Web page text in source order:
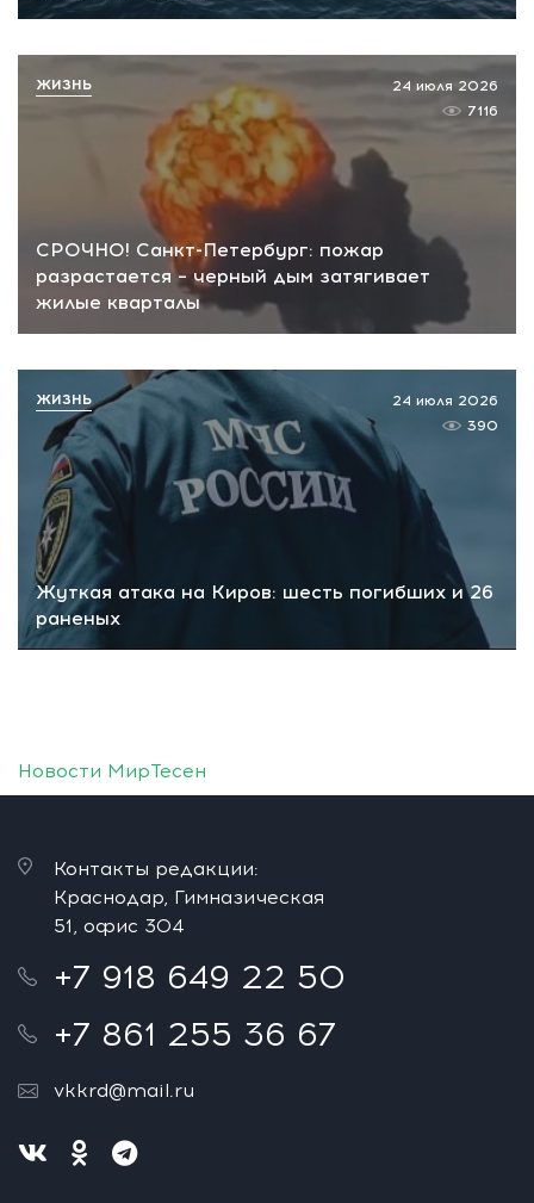
СРОЧНО! Санкт-Петербург: пожар
разрастается – черный дым затягивает
жилые кварталы
24 июля 2026
7116
ЖИЗНЬ
Жуткая атака на Киров: шесть погибших и 26
раненых
24 июля 2026
390
ЖИЗНЬ
Новости МирТесен
Контакты редакции:
Краснодар, Гимназическая
51, офис 304
+7 918 649 22 50
+7 861 255 36 67
vkkrd@mail.ru